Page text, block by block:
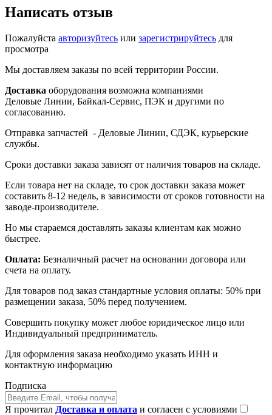
Написать отзыв
Пожалуйста авторизуйтесь или зарегистрируйтесь для
просмотра
Мы доставляем заказы по всей территории России.
Доставка оборудования возможна компаниями
Деловые Линии, Байкал-Сервис, ПЭК и другими по
согласованию.
Отправка запчастей - Деловые Линии, СДЭК, курьерские
службы.
Сроки доставки заказа зависят от наличия товаров на складе.
Если товара нет на складе, то срок доставки заказа может
составить 8-12 недель, в зависимости от сроков готовности на
заводе-производителе.
Но мы стараемся доставлять заказы клиентам как можно
быстрее.
Оплата: Безналичный расчет на основании договора или
счета на оплату.
Для товаров под заказ стандартные условия оплаты: 50% при
размещении заказа, 50% перед получением.
Совершить покупку может любое юридическое лицо или
Индивидуальный предприниматель.
Для оформления заказа необходимо указать ИНН и
контактную информацию
Подписка
Я прочитал Доставка и оплата и согласен с условиями